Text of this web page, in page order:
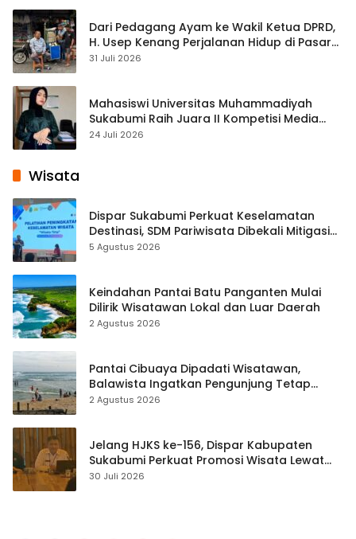
Dari Pedagang Ayam ke Wakil Ketua DPRD,
H. Usep Kenang Perjalanan Hidup di Pasar
Cisaat
31 Juli 2026
Mahasiswi Universitas Muhammadiyah
Sukabumi Raih Juara II Kompetisi Media
Pembelajaran Digital Tingkat Internasional
24 Juli 2026
Wisata
Dispar Sukabumi Perkuat Keselamatan
Destinasi, SDM Pariwisata Dibekali Mitigasi
hingga Teknik Evakuasi
5 Agustus 2026
Keindahan Pantai Batu Panganten Mulai
Dilirik Wisatawan Lokal dan Luar Daerah
2 Agustus 2026
Pantai Cibuaya Dipadati Wisatawan,
Balawista Ingatkan Pengunjung Tetap
Waspada
2 Agustus 2026
Jelang HJKS ke-156, Dispar Kabupaten
Sukabumi Perkuat Promosi Wisata Lewat
Publikasi Digital
30 Juli 2026